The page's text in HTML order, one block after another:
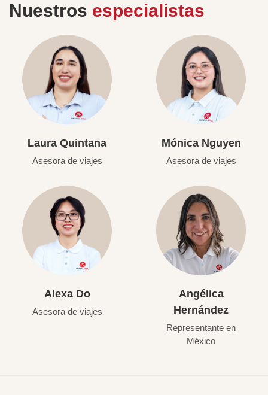
Nuestros especialistas
Laura Quintana
Asesora de viajes
Mónica Nguyen
Asesora de viajes
Alexa Do
Asesora de viajes
Angélica
Hernández
Representante en
México